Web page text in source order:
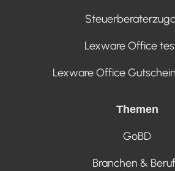
Lexware Office
Lexware Office
Themen
GoBD
Branchen &